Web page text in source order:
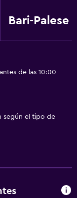
Bari-Palese
de las 10:00
según el tipo de